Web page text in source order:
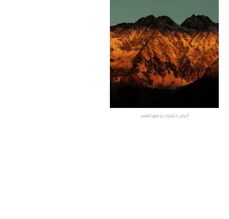
أجمل خلفيات و صور للقمر